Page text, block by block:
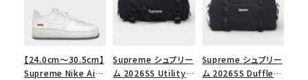
【24.0cm～30.5cm】
Supreme Nike Air
Supreme シュプリー
ム 2026SS Utility
Supreme シュプリー
ム 2026SS Duffle